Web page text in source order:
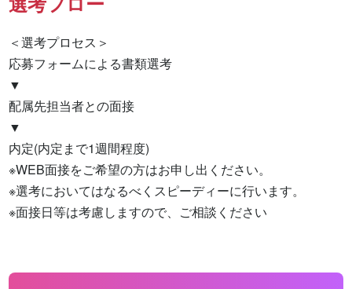
＜選考プロセス＞
応募フォームによる書類選考
▼
配属先担当者との面接
▼
内定(内定まで1週間程度)
※WEB面接をご希望の方はお申し出ください。
※選考においてはなるべくスピーディーに行います。
※面接日等は考慮しますので、ご相談ください